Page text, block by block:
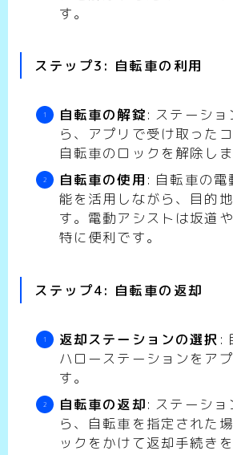
す。
ステップ3: 自転車の利用
自転車の解錠: ステーショ
ら、アプリで受け取った
自転車のロックを解除しま
自転車の使用 : 自転車の
能を活用しながら、目的
す。電動アシストは坂道
特に便利です。
ステップ4: 自転車の返却
返却ステーションの選択 :
ハローステーションをア
す。
自転車の返却: ステーショ
ら、自転車を指定された
ックをかけて返却手続き